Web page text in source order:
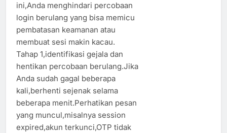
ini,Anda menghindari percobaan
login berulang yang bisa memicu
pembatasan keamanan atau
membuat sesi makin kacau.
Tahap 1,identifikasi gejala dan
hentikan percobaan berulang.Jika
Anda sudah gagal beberapa
kali,berhenti sejenak selama
beberapa menit.Perhatikan pesan
yang muncul,misalnya session
expired,akun terkunci,OTP tidak